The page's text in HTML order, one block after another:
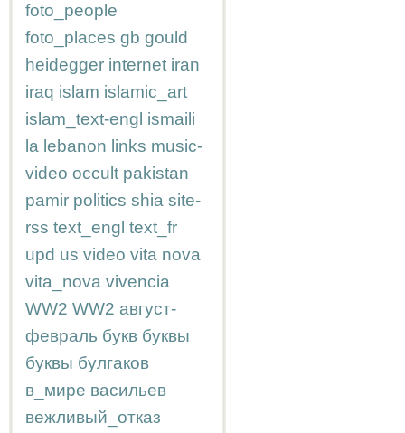
foto_people
foto_places gb gould
heidegger internet iran
iraq islam islamic_art
islam_text-engl ismaili
la lebanon links music-
video occult pakistan
pamir politics shia site-
rss text_engl text_fr
upd us video vita nova
vita_nova vivencia
WW2 WW2 август-
февраль букв буквы
буквы булгаков
в_мире васильев
вежливый_отказ